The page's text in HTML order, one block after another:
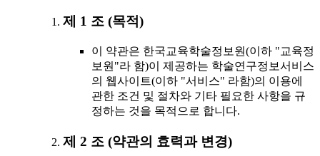
제 1 조 (목적)
이 약관은 한국교육학술정보원(이하 "교육정
보원"라 함)이 제공하는 학술연구정보서비스
의 웹사이트(이하 "서비스" 라함)의 이용에
관한 조건 및 절차와 기타 필요한 사항을 규
정하는 것을 목적으로 합니다.
제 2 조 (약관의 효력과 변경)